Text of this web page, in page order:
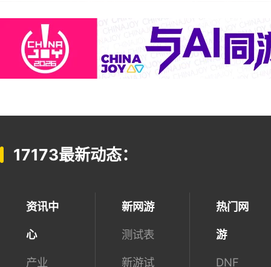
17173最新动态：
资讯中
心
产业
新网游
测试表
新游试
热门网
游
DNF